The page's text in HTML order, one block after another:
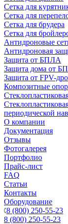
Сетка для
Сетка для
Сетка для брудера
Сетка для
Антидроновые
Антидроновая
Защита от БПЛА
Защита дома от
Защита от FPV-
Композитные
периодической
О компании
Документация
Отзывы
Фотогалерея
Портфолио
Прайс-лист
FAQ
Статьи
Контакты
Оборудование
8 (800) 250-55-23
8 (800) 250-55-23